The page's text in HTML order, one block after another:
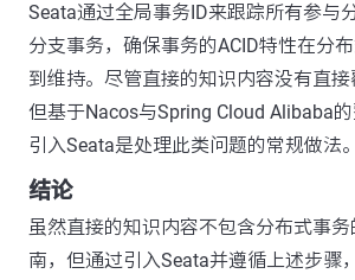
Seata通过全局事务ID来跟踪所有参与
分支事务，确保事务的ACID特性在分
到维持。尽管直接的知识内容没有直接
但基于Nacos与Spring Cloud Alibaba的
引入Seata是处理此类问题的常规做法。
结论
虽然直接的知识内容不包含分布式事
南，但通过引入Seata并遵循上述步骤